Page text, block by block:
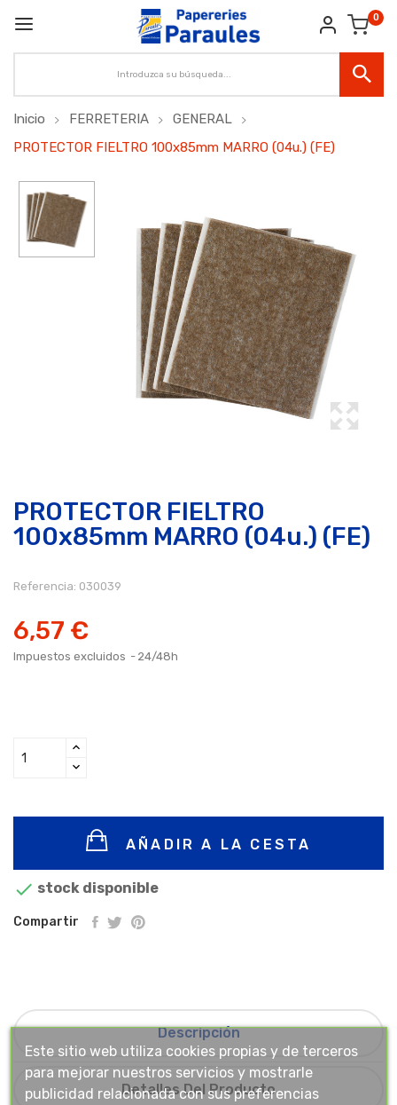
0
Inicio FERRETERIA
GENERAL
PROTECTOR FIELTRO 100x85mm MARRO (04u.) (FE)
PROTECTOR FIELTRO
100x85mm MARRO (04u.) (FE)
Referencia: 030039
6,57 €
Impuestos excluidos 24/48h
AÑADIR A LA CESTA
 stock disponible
Compartir
Descripción
Detalles Del Producto
Este sitio web utiliza cookies propias y de terceros
para mejorar nuestros servicios y mostrarle
publicidad relacionada con sus preferencias